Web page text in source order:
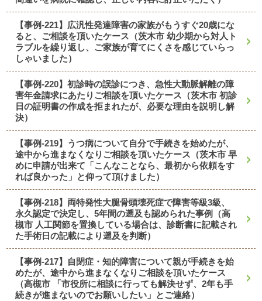
【事例-221】広汎性発達障害の家族がもうすぐ20歳にな
ると、ご相談を頂いたケース（茨木市 幼少期から対人ト
ラブルを繰り返し、ご家族が育てにくさを感じていらっ
しゃいました）
【事例-220】初診時の誤診につき、急性大動脈解離の障
害年金請求にあたりご相談を頂いたケース（茨木市 初診
日の証明書の作成を拒まれたが、必要な理由を説明し解
決）
【事例-219】うつ病について自分で手続きを始めたが、
途中から進まなくなりご相談を頂いたケース（茨木市 早
めに申請が出来て「こんなことなら、最初から依頼をす
れば良かった」と仰って頂けました）
【事例-218】両特発性大腿骨頭壊死症で障害等級3級、
永久認定で決定し、5年間の遡及も認められた事例（高
槻市 人工関節を置換している場合は、診断書に記載され
た手術日の記載により遡及を判断）
【事例-217】自閉症・知的障害について親が手続きを始
めたが、途中から進まなくなりご相談を頂いたケース
（高槻市 「市役所に相談に行っても解決せず、2年も手
続きが進まないのでお願いしたい」とご連絡）